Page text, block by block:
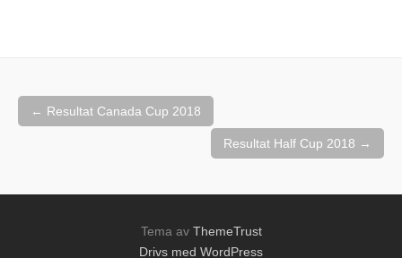
Inläggsnavigering
← Resultat Canada Cup 2018
Resultat Half Cup 2018 →
Tema av ThemeTrust
Drivs med WordPress